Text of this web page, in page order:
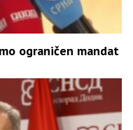
ograničen mandat